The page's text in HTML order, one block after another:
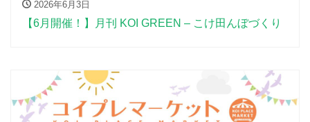
2026年6月3日
【6月開催！】月刊 KOI GREEN – こけ田んぼづくり